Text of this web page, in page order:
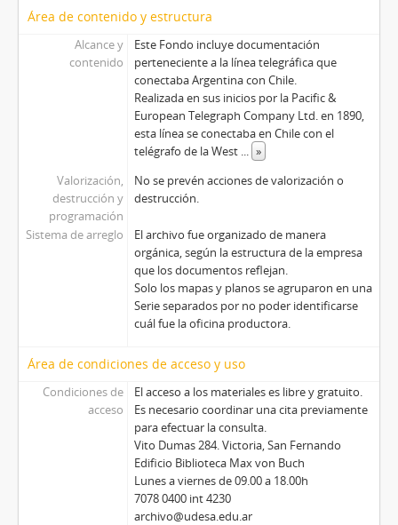
Área de contenido y estructura
Alcance y
contenido
Este Fondo incluye documentación
perteneciente a la línea telegráfica que
conectaba Argentina con Chile.
Realizada en sus inicios por la Pacific &
European Telegraph Company Ltd. en 1890,
esta línea se conectaba en Chile con el
telégrafo de la West
»
Valorización,
destrucción y
programación
No se prevén acciones de valorización o
destrucción.
Sistema de arreglo
El archivo fue organizado de manera
orgánica, según la estructura de la empresa
que los documentos reflejan.
Solo los mapas y planos se agruparon en una
Serie separados por no poder identificarse
cuál fue la oficina productora.
Área de condiciones de acceso y uso
Condiciones de
acceso
El acceso a los materiales es libre y gratuito.
Es necesario coordinar una cita previamente
para efectuar la consulta.
Vito Dumas 284. Victoria, San Fernando
Edificio Biblioteca Max von Buch
Lunes a viernes de 09.00 a 18.00h
7078 0400 int 4230
archivo@udesa.edu.ar